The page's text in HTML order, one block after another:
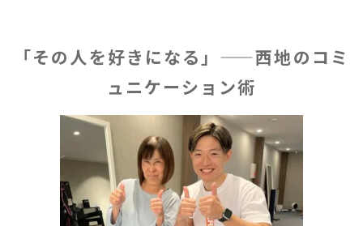
「その人を好きになる」——西地のコミ
ュニケーション術